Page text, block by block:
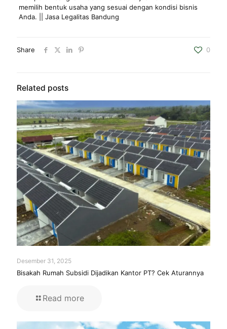
memilih bentuk usaha yang sesuai dengan kondisi bisnis
Anda. || Jasa Legalitas Bandung
Share 0
Related posts
Desember 31, 2025
Bisakah Rumah Subsidi Dijadikan Kantor PT? Cek Aturannya
Read more